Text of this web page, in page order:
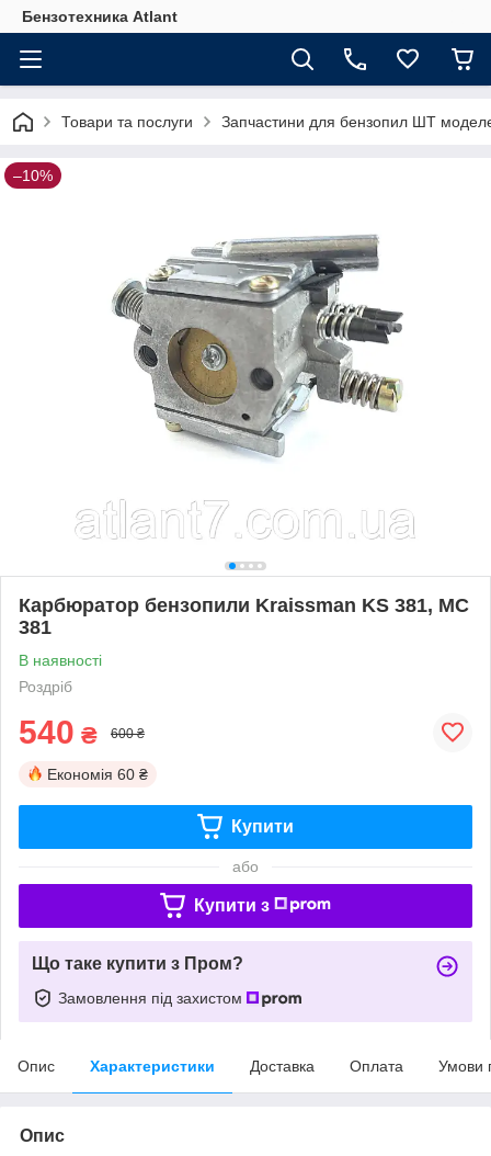
Бензотехника Atlant
Товари та послуги Запчастини для бензопил ШТ
–10%
Карбюратор бензопили Kraissman KS 381, МС
381
В наявності
Роздріб
540 ₴ 600 ₴
Економія 60 ₴
Купити
або
Купити з
Що таке купити з Пром?
Замовлення під захистом
Опис Характеристики Доставка Оплата Умови
Опис